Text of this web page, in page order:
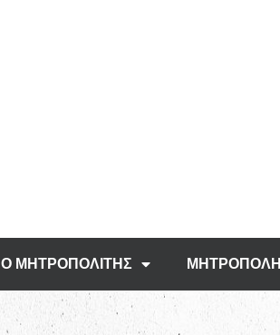
Ο ΜΗΤΡΟΠΟΛΙΤΗΣ ΜΗΤΡΟΠΟΛΗ